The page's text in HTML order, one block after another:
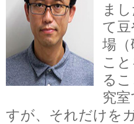
ま
て
場
こ
る
究
すが、それだけを